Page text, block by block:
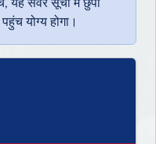
योग्य होगा।